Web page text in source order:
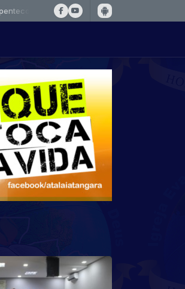
deus-tremendo-a5c717